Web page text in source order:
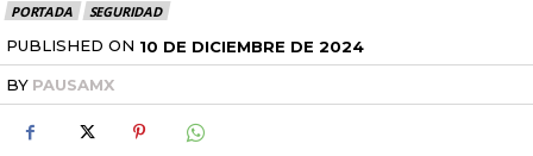
PORTADA SEGURIDAD
PUBLISHED ON 10 DE DICIEMBRE DE 2024
BY PAUSAMX